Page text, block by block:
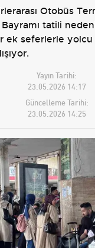
Otobüs
tatili
ek seferlerle
Yayın Tarihi:
23.05.2026 14:17
Güncelleme Tarihi:
23.05.2026 14:25